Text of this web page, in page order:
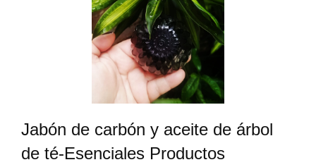
Jabón de carbón y aceite de árbol
de té-Esenciales Productos